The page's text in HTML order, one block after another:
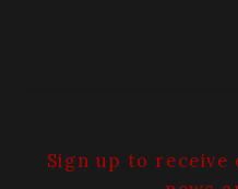
Sign up to